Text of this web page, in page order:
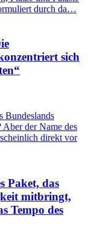
durch da…
sich
Bundeslands
der Name des
direkt vor
Paket, das
mitbringt,
Tempo des